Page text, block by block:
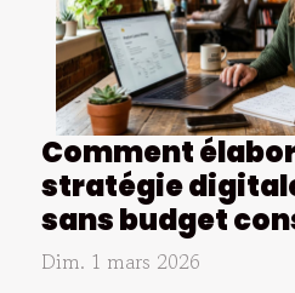
Comment
stratégie
sans budget
Dim. 1 mars 2026